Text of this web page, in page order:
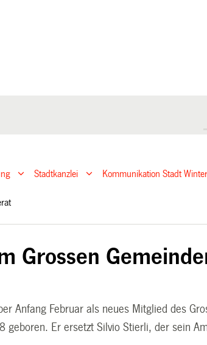
Stadtkanzlei Kommunikation Stadt
Grossen
Anfang Februar als neues Mitglied des
geboren. Er ersetzt Silvio Stierli, der sein